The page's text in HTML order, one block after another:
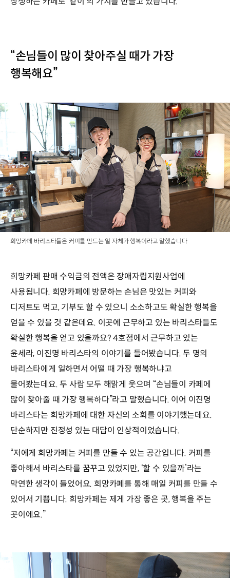
“손님들이 많이 찾아주실 때가 가장
행복해요”
희망카페 바리스타들은 커피를 만드는 일 자체가 행복이라고 말했습니다
희망카페 판매 수익금의 전액은 장애자립지원사업에
사용됩니다. 희망카페에 방문하는 손님은 맛있는 커피와
디저트도 먹고, 기부도 할 수 있으니 소소하고도 확실한 행복을
얻을 수 있을 것 같은데요. 이곳에 근무하고 있는 바리스타들도
확실한 행복을 얻고 있을까요? 4호점에서 근무하고 있는
윤세라, 이진명 바리스타의 이야기를 들어봤습니다. 두 명의
바리스타에게 일하면서 어떨 때 가장 행복하냐고
물어봤는데요. 두 사람 모두 해맑게 웃으며 “손님들이 카페에
많이 찾아줄 때 가장 행복하다”라고 말했습니다. 이어 이진명
바리스타는 희망카페에 대한 자신의 소회를 이야기했는데요.
단순하지만 진정성 있는 대답이 인상적이었습니다.
“저에게 희망카페는 커피를 만들 수 있는 공간입니다. 커피를
좋아해서 바리스타를 꿈꾸고 있었지만, ‘할 수 있을까’라는
막연한 생각이 들었어요. 희망카페를 통해 매일 커피를 만들 수
있어서 기쁩니다. 희망카페는 제게 가장 좋은 곳, 행복을 주는
곳이에요.”